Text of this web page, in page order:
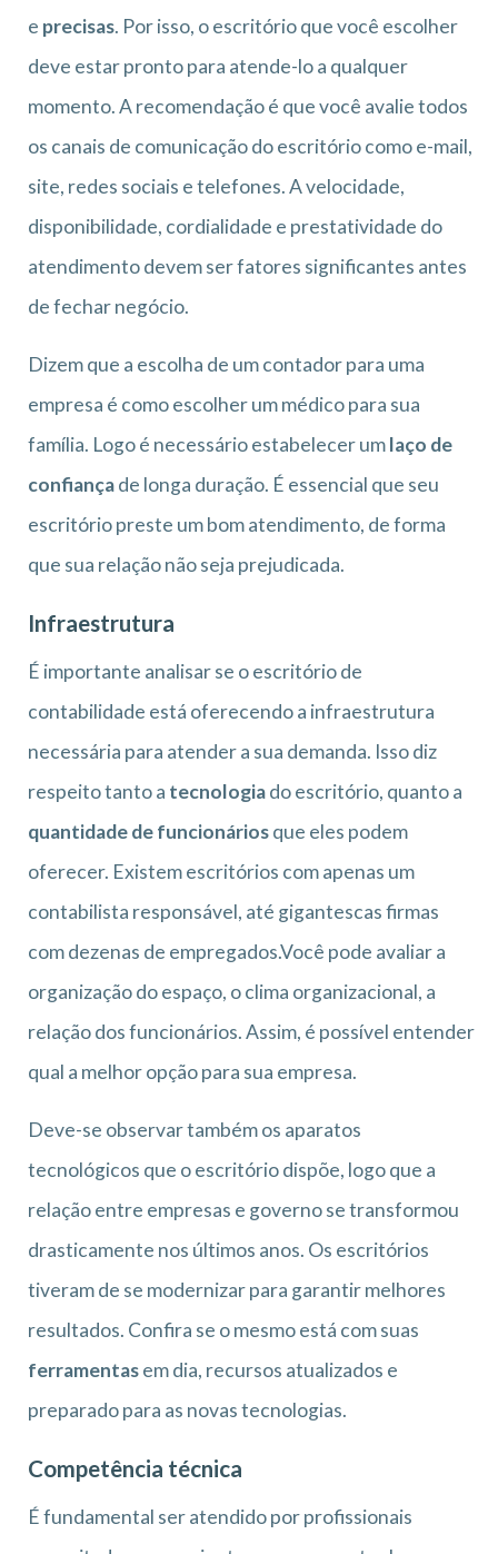
e precisas. Por isso, o escritório que você escolher
deve estar pronto para atende-lo a qualquer
momento. A recomendação é que você avalie todos
os canais de comunicação do escritório como e-mail,
site, redes sociais e telefones. A velocidade,
disponibilidade, cordialidade e prestatividade do
atendimento devem ser fatores significantes antes
de fechar negócio.
Dizem que a escolha de um contador para uma
empresa é como escolher um médico para sua
família. Logo é necessário estabelecer umlaço de
confiançade longa duração. É essencial que seu
escritório preste um bom atendimento, de forma
que sua relação não seja prejudicada.
Infraestrutura
É importante analisar se o escritório de
contabilidade está oferecendo a infraestrutura
necessária para atender a sua demanda. Isso diz
respeito tanto a tecnologiado escritório, quanto a
quantidade de funcionáriosque eles podem
oferecer. Existem escritórios com apenas um
contabilista responsável, até gigantescas firmas
com dezenas de empregados.Você pode avaliar a
organização do espaço, o clima organizacional, a
relação dos funcionários. Assim, é possível entender
qual a melhor opção para sua empresa.
Deve-se observar também os aparatos
tecnológicos que o escritório dispõe, logo que a
relação entre empresas e governo se transformou
drasticamente nos últimos anos. Os escritórios
tiveram de se modernizar para garantir melhores
resultados. Confira se o mesmo está com suas
ferramentasem dia, recursos atualizados e
preparado para as novas tecnologias.
Competência técnica
É fundamental ser atendido por profissionais